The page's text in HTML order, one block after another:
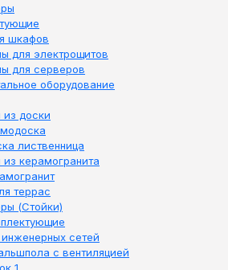
шкафов
для электрощитов
для серверов
оборудование
доски
лиственница
керамогранита
террас
(Стойки)
сетей
с вентиляцией